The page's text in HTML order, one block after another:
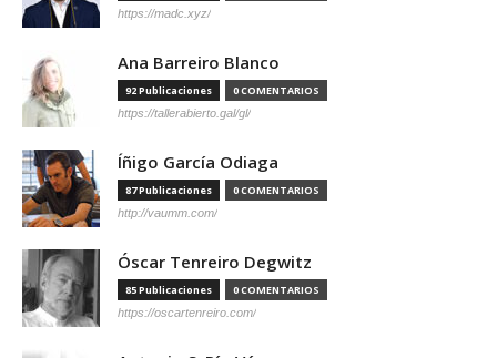
https://madc.xyz/
Ana Barreiro Blanco
92 Publicaciones 0 COMENTARIOS
https://tallerabierto.gal/gl/
Íñigo García Odiaga
87 Publicaciones 0 COMENTARIOS
http://vaumm.com/
Óscar Tenreiro Degwitz
85 Publicaciones 0 COMENTARIOS
https://oscartenreiro.com/